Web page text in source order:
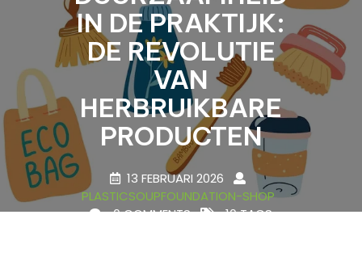
IN DE PRAKTIJK:
DE REVOLUTIE
VAN
HERBRUIKBARE
PRODUCTEN
13 FEBRUARI 2026
PLASTICSOUPFOUNDATION-SHOP
0 COMMENTS
10 TAGS